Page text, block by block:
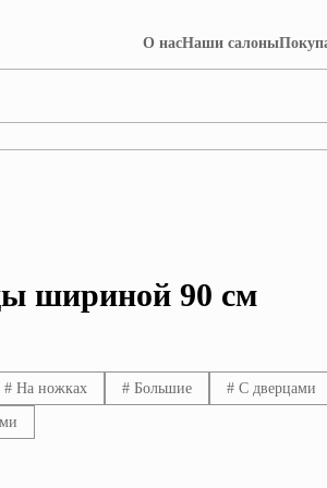
О насНаши салоны
Коллекция Далия
шириной 90 см
# На ножках # Большие # С дверцами